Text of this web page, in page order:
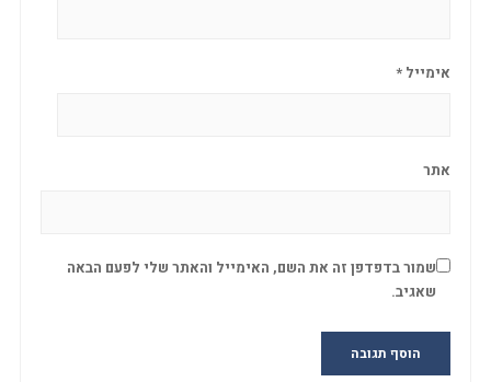
אימייל *
אתר
שמור בדפדפן זה את השם, האימייל והאתר שלי לפעם הבאה
שאגיב.